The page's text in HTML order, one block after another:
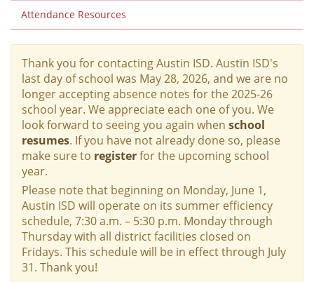
Attendance Resources
Thank you for contacting Austin ISD. Austin ISD's
last day of school was May 28, 2026, and we are no
longer accepting absence notes for the 2025-26
school year. We appreciate each one of you. We
look forward to seeing you again when school
resumes. If you have not already done so, please
make sure to registerfor the upcoming school
year.
Please note that beginning on Monday, June 1,
Austin ISD will operate on its summer efficiency
schedule, 7:30 a.m. – 5:30 p.m. Monday through
Thursday with all district facilities closed on
Fridays. This schedule will be in effect through July
31. Thank you!